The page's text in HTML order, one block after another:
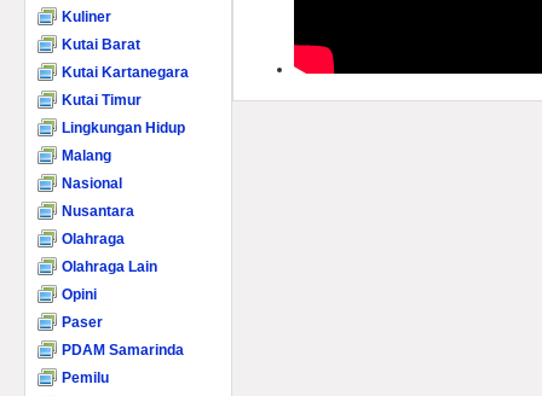
Kuliner
Kutai Barat
Kutai Kartanegara
Kutai Timur
Lingkungan Hidup
Malang
Nasional
Nusantara
Olahraga
Olahraga Lain
Opini
Paser
PDAM Samarinda
Pemilu